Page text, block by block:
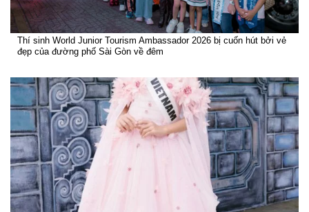
Thí sinh World Junior Tourism Ambassador 2026 bị cuốn hút bởi vẻ
đẹp của đường phố Sài Gòn về đêm